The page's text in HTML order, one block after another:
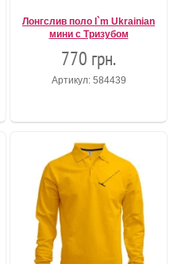
Лонгслив поло I`m Ukrainian
мини с Тризубом
770 грн.
Артикул: 584439